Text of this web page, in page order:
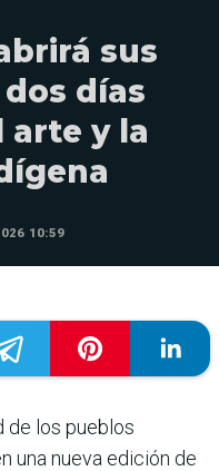
sus
días
arte y la
10:59
de los pueblos
una nueva edición de